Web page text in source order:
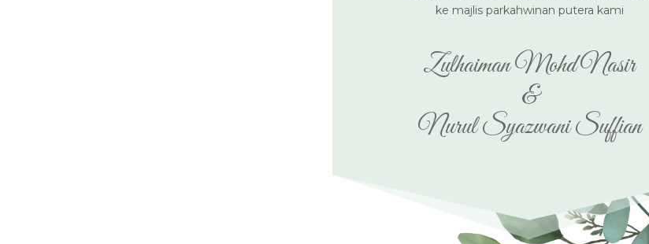
ke majlis parkahwinan putera kami
Zulhaiman Mohd Nasir
&
Nurul Syazwani Suffian